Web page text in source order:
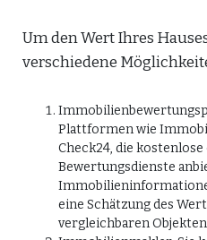
Um den Wert Ihres
verschiedene
Plattformen wie
Check24, die
Bewertungsdienste
eine Schätzung des
vergleichbaren